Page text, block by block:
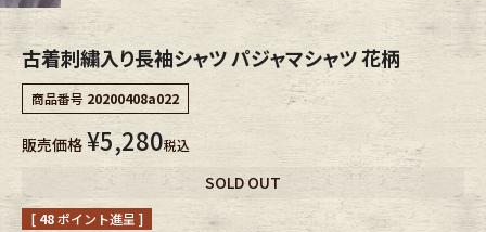
レディース商品カテゴリーから探す
Bottoms
Outer
古着刺繍入り長袖シャツ パジャマシャツ 花柄
商品番号 20200408a022
販売価格 ¥5,280税込
SOLD OUT
[ 48ポイント進呈 ]